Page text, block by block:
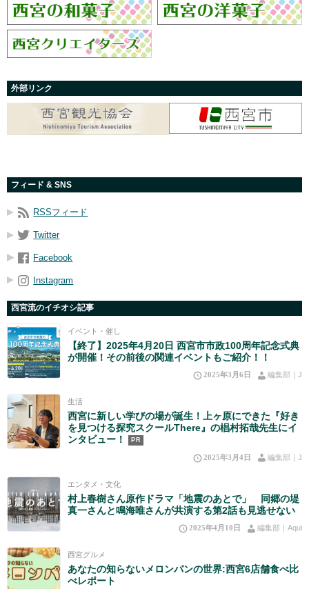
外部リンク
フィード & SNS
RSSフィード
Twitter
Facebook
Instagram
西宮流のイチオシ記事
イベント・催し
【終了】2025年4月20日 西宮市市政100周年記念式典
が開催！その前後の関連イベントもご紹介！！
2025年3月6日 編集部｜J
生活
西宮に新しい学びの場が誕生！上ヶ原にできた『好き
を見つける探究スクールThere』の椙村拓哉先生にイ
ンタビュー！
PR
2025年3月4日 編集部｜J
エンタメ・文化
村上春樹さん原作ドラマ「地震のあとで」 同郷の堤
真一さんと鳴海唯さんが共演する第2話も見逃せない
2025年4月10日 編集部｜Aqui
西宮グルメ
あなたの知らないメロンパンの世界:西宮6店舗食べ比
べレポート